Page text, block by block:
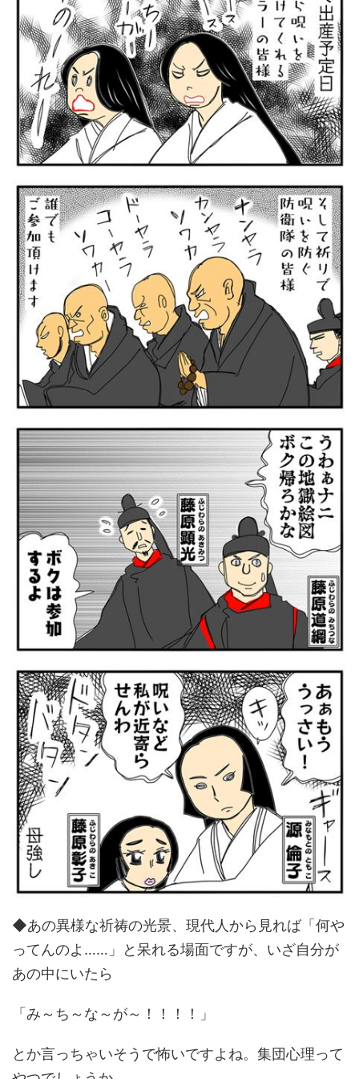
◆あの異様な祈祷の光景、現代人から見れば「何や
ってんのよ……」と呆れる場面ですが、いざ自分が
あの中にいたら
「み～ち～な～が～！！！！」
とか言っちゃいそうで怖いですよね。集団心理って